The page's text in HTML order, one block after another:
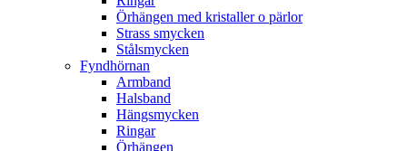
Örhängen med kristaller o pärlor
Strass smycken
Stålsmycken
Fyndhörnan
Armband
Halsband
Hängsmycken
Ringar
Örhängen